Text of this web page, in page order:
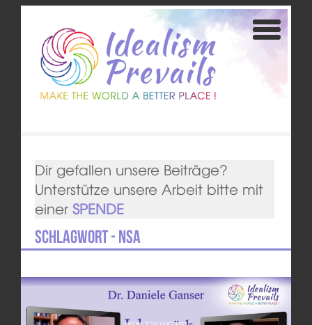
Dir gefallen unsere Beiträge?
Unterstütze unsere Arbeit bitte mit
einer SPENDE
Schlagwort - NSA